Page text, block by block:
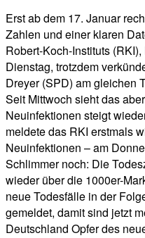
Erst ab dem 17. Januar
Zahlen und einer klaren
Robert-Koch-Instituts
Dienstag, trotzdem
Dreyer (SPD) am gleichen
Seit Mittwoch sieht das
Neuinfektionen steigt
meldete das RKI erstmals
Neuinfektionen – am
Schlimmer noch: Die
wieder über die 1000er-
neue Todesfälle in der
gemeldet, damit sind jetzt
Deutschland Opfer des